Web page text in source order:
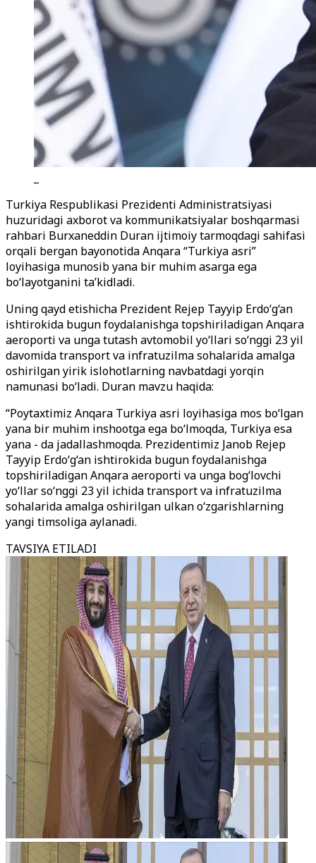
Turkiya Respublikasi Prezidenti Administratsiyasi
huzuridagi axborot va kommunikatsiyalar boshqarmasi
rahbari Burxaneddin Duran ijtimoiy tarmoqdagi sahifasi
orqali bergan bayonotida Anqara “Turkiya asri”
loyihasiga munosib yana bir muhim asarga ega
bo‘layotganini ta’kidladi.
Uning qayd etishicha Prezident Rejep Tayyip Erdo‘g‘an
ishtirokida bugun foydalanishga topshiriladigan Anqara
aeroporti va unga tutash avtomobil yo‘llari so‘nggi 23 yil
davomida transport va infratuzilma sohalarida amalga
oshirilgan yirik islohotlarning navbatdagi yorqin
namunasi bo‘ladi. Duran mavzu haqida:
“Poytaxtimiz Anqara Turkiya asri loyihasiga mos bo‘lgan
yana bir muhim inshootga ega bo‘lmoqda, Turkiya esa
yana - da jadallashmoqda. Prezidentimiz Janob Rejep
Tayyip Erdo‘g‘an ishtirokida bugun foydalanishga
topshiriladigan Anqara aeroporti va unga bog‘lovchi
yo‘llar so‘nggi 23 yil ichida transport va infratuzilma
sohalarida amalga oshirilgan ulkan o‘zgarishlarning
yangi timsoliga aylanadi.
TAVSIYA ETILADI